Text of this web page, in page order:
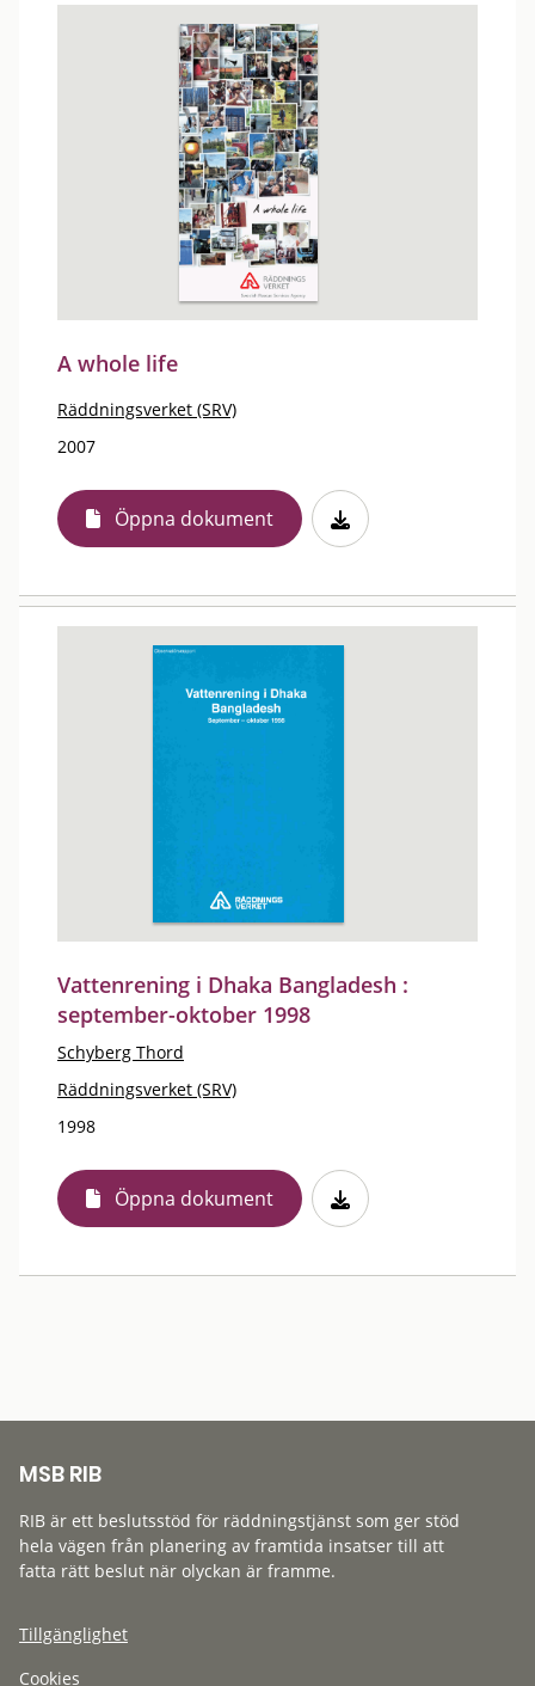
A whole life
Räddningsverket (SRV)
2007
Öppna dokument
Vattenrening i Dhaka Bangladesh :
september-oktober 1998
Schyberg Thord
Räddningsverket (SRV)
1998
Öppna dokument
MSB RIB
RIB är ett beslutsstöd för räddningstjänst som ger stöd
hela vägen från planering av framtida insatser till att
fatta rätt beslut när olyckan är framme.
Tillgänglighet
Cookies